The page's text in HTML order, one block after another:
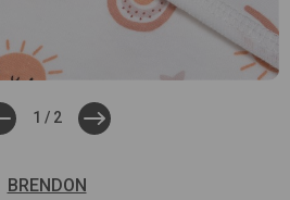
1 / 2
BRENDON